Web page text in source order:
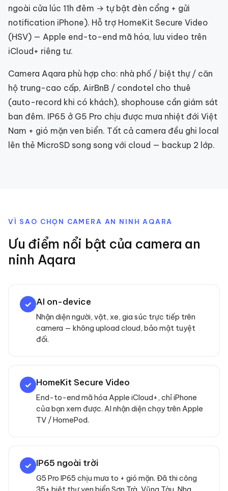
ngoài cửa lúc 11h đêm → tự bật đèn cổng + gửi
notification iPhone). Hỗ trợ HomeKit Secure Video
(HSV) — Apple end-to-end mã hóa, lưu video trên
iCloud+ riêng tư.
Camera Aqara phù hợp cho: nhà phố / biệt thự / căn
hộ trung-cao cấp, AirBnB / condotel cho thuê
(auto-record khi có khách), shophouse cần giám sát
ban đêm. IP65 ở G5 Pro chịu được mưa nhiệt đới Việt
Nam + gió mặn ven biển. Tất cả camera đều ghi local
lên thẻ MicroSD song song với cloud — backup 2 lớp.
VÌ SAO CHỌN CAMERA AN NINH AQARA
Ưu điểm nổi bật của camera an
ninh Aqara
✓ AI on-device
Nhận diện người, vật, xe, gia súc trực tiếp trên
camera — không upload cloud, bảo mật tuyệt
đối.
✓ HomeKit Secure Video
End-to-end mã hóa Apple iCloud+, chỉ iPhone
của bạn xem được. AI nhận diện chạy trên Apple
TV / HomePod.
✓ IP65 ngoài trời
G5 Pro IP65 chịu mưa to + gió mặn. Đã thi công